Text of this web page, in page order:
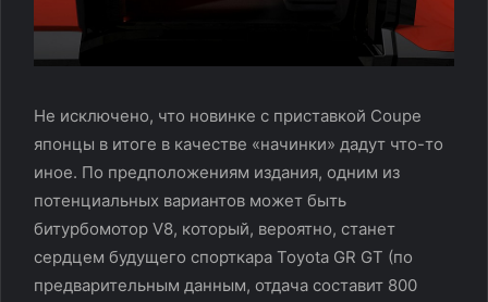
Не исключено, что новинке с приставкой Coupe
японцы в итоге в качестве «начинки» дадут что-то
иное. По предположениям издания, одним из
потенциальных вариантов может быть
битурбомотор V8, который, вероятно, станет
сердцем будущего спорткара Toyota GR GT (по
предварительным данным, отдача составит 800